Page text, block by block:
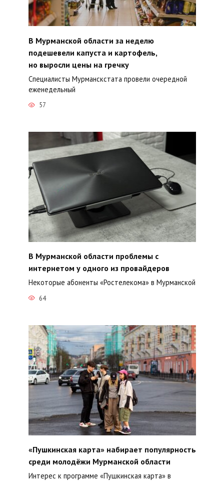
В Мурманской области за неделю
подешевели капуста и картофель,
но выросли цены на гречку
Специалисты Мурманскстата провели очередной
еженедельный
57
В Мурманской области проблемы с
интернетом у одного из провайдеров
Некоторые абоненты «Ростелекома» в Мурманской
64
«Пушкинская карта» набирает популярность
среди молодёжи Мурманской области
Интерес к программе «Пушкинская карта» в